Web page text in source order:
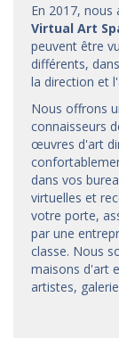
En 2017, nous
Virtual Art
peuvent être
différents,
la direction et
Nous offrons
connaisseurs
œuvres d'art
dans vos
virtuelles et
votre porte,
par une
classe. Nous
maisons d'art
artistes,